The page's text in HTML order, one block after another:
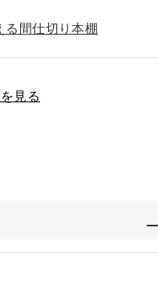
る間仕切り本棚
見る